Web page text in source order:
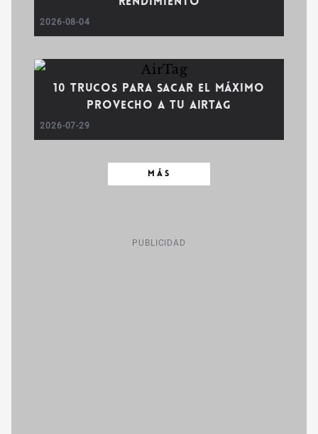
2026-08-04
10 trucos para sacar el máximo
provecho a tu AirTag
2026-07-29
MÁS
PUBLICIDAD